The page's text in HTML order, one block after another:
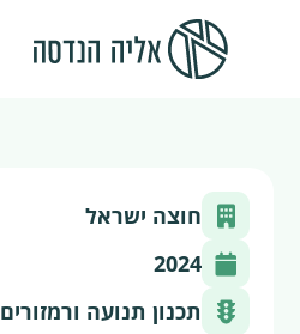
חוצה ישראל
2024
תכנון תנועה ורמזורים